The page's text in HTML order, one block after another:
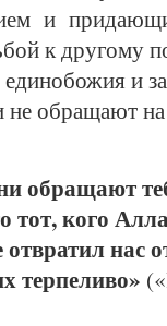
и
к другому
единобожия и
обращают на
обращают
тот, кого
нас
терпеливо»